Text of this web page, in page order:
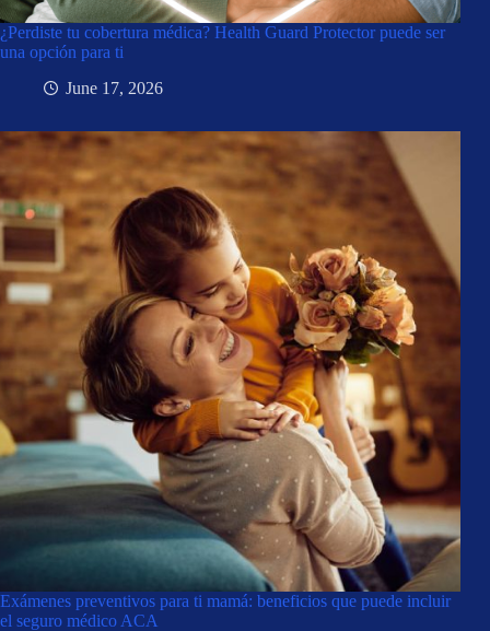
¿Perdiste tu cobertura médica? Health Guard Protector puede ser
una opción para ti
June 17, 2026
Exámenes preventivos para ti mamá: beneficios que puede incluir
el seguro médico ACA